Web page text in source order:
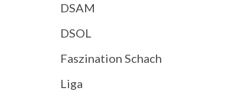
DSAM
DSOL
Faszination Schach
Liga